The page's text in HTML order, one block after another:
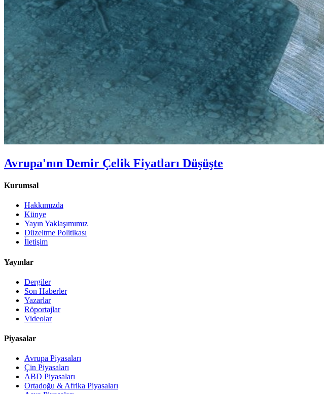
Avrupa'nın Demir Çelik Fiyatları Düşüşte
Kurumsal
Hakkımızda
Künye
Yayın Yaklaşımımız
Düzeltme Politikası
İletişim
Yayınlar
Dergiler
Son Haberler
Yazarlar
Röportajlar
Videolar
Piyasalar
Avrupa Piyasaları
Çin Piyasaları
ABD Piyasaları
Ortadoğu & Afrika Piyasaları